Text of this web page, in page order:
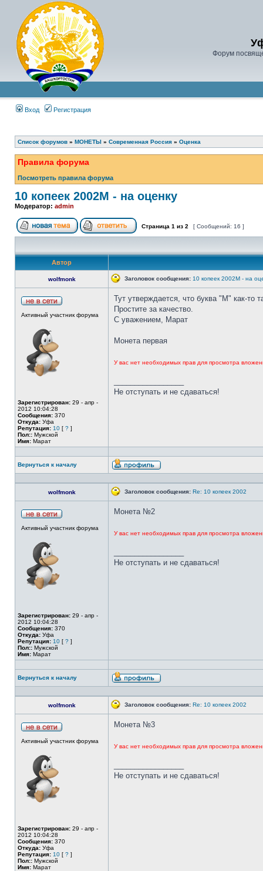
Форум
Вход Регистрация
Список форумов » МОНЕТЫ » Современная Россия » Оценка
Правила форума
Посмотреть правила форума
10 копеек 2002М - на оценку
Модератор: admin
Страница 1 из 2 [ Сообщений: 16 ]
Автор
wolfmonk Заголовок сообщения: 10 копеек 2002М - на
Активный участник форума
Зарегистрирован: 29 - апр -
2012 10:04:28
Сообщения: 370
Откуда: Уфа
Репутация: 10 [ ? ]
Пол:: Мужской
Имя: Марат
Тут утверждается, что буква "М" как-то
Простите за качество.
С уважением, Марат
Монета первая
У вас нет необходимых прав для просмотра
Не отступать и не сдаваться!
Вернуться к началу
wolfmonk Заголовок сообщения: Re: 10 копеек 2002
Активный участник форума
Зарегистрирован: 29 - апр -
2012 10:04:28
Сообщения: 370
Откуда: Уфа
Репутация: 10 [ ? ]
Пол:: Мужской
Имя: Марат
Монета №2
У вас нет необходимых прав для просмотра
Не отступать и не сдаваться!
Вернуться к началу
wolfmonk Заголовок сообщения: Re: 10 копеек 2002
Активный участник форума
Зарегистрирован: 29 - апр -
2012 10:04:28
Сообщения: 370
Откуда: Уфа
Репутация: 10 [ ? ]
Пол:: Мужской
Имя: Марат
Монета №3
У вас нет необходимых прав для просмотра
Не отступать и не сдаваться!